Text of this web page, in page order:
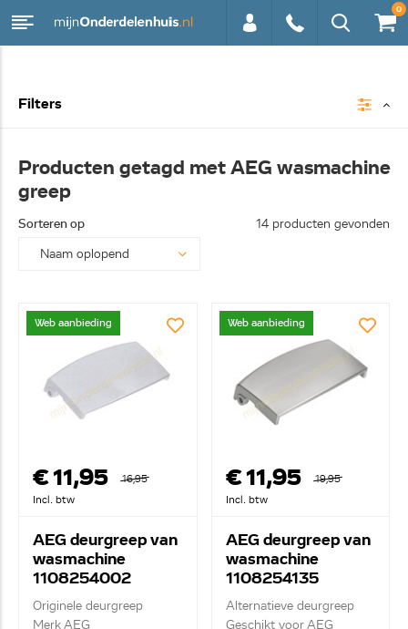
0
Filters
Producten getagd met AEG wasmachine
greep
Sorteren op 14 producten gevonden
Web aanbieding
€ 11,95
16,95
Incl. btw
AEG deurgreep van
wasmachine
1108254002
Originele deurgreep
Merk AEG
Web aanbieding
€ 11,95
19,95
Incl. btw
AEG deurgreep van
wasmachine
1108254135
Alternatieve deurgreep
Geschikt voor AEG